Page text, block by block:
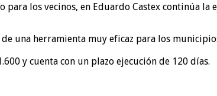
los vecinos, en Eduardo Castex continúa la
una herramienta muy eficaz para los
y cuenta con un plazo ejecución de 120 días.